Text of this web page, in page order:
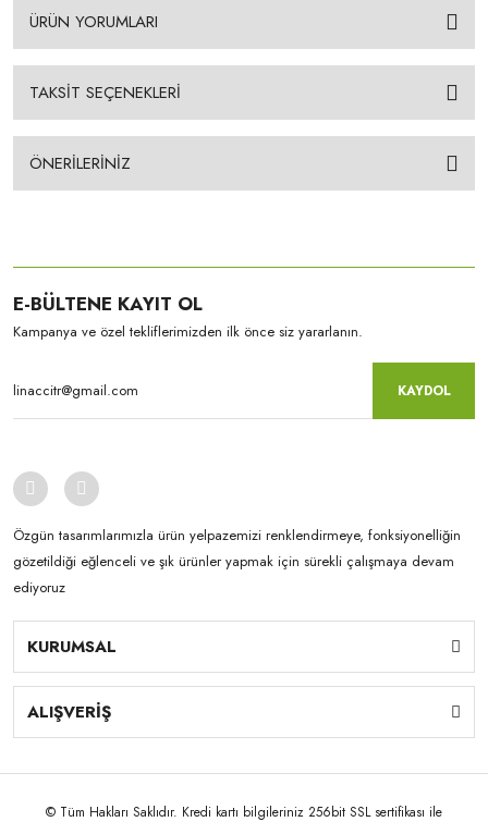
ÜRÜN YORUMLARI
TAKSİT SEÇENEKLERİ
ÖNERİLERİNİZ
E-BÜLTENE KAYIT OL
Kampanya ve özel tekliflerimizden ilk önce siz yararlanın.
KAYDOL
Özgün tasarımlarımızla ürün yelpazemizi renklendirmeye, fonksiyonelliğin
gözetildiği eğlenceli ve şık ürünler yapmak için sürekli çalışmaya devam
ediyoruz
KURUMSAL
ALIŞVERİŞ
© Tüm Hakları Saklıdır. Kredi kartı bilgileriniz 256bit SSL sertifikası ile